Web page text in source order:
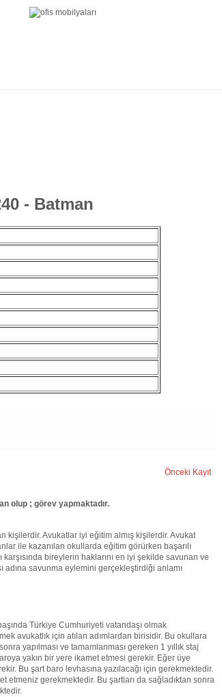
- Batman
Önceki Kayıt
olup ; görev yapmaktadır.
kişilerdir. Avukatlar iyi eğitim almış kişilerdir. Avukat
ile kazanılan okullarda eğitim görürken başarılı
bireylerin haklarını en iyi şekilde savunan ve
savunma eylemini gerçekleştirdiği anlamı
Türkiye Cumhuriyeti vatandaşı olmak
avukatlık için atılan adımlardan birisidir. Bu okullara
yapılması ve tamamlanması gereken 1 yıllık staj
yakın bir yere ikamet etmesi gerekir. Eğer üye
Bu şart baro levhasına yazılacağı için gerekmektedir.
etmeniz gerekmektedir. Bu şartları da sağladıktan sonra